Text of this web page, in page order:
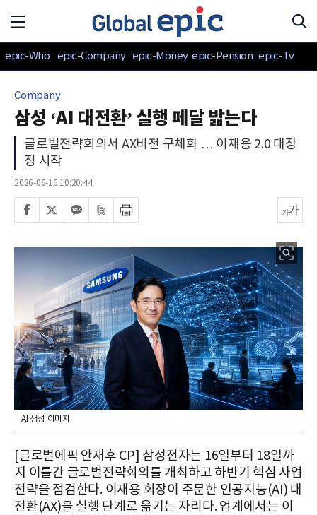
epic-Who epic-Company epic-Money epic-Pension epic-Tv
Company
삼성 ‘AI 대전환’ 실행 페달 밟는다
글로벌전략회의서 AX비전 구체화 … 이재용 2.0 대장
정 시작
2026-06-16 10:20:44
AI 생성 이미지
[글로벌에픽 안재후 CP] 삼성전자는 16일부터 18일까
지 이틀간 글로벌전략회의를 개최하고 하반기 핵심 사업
전략을 점검한다. 이재용 회장이 주문한 인공지능(AI) 대
전환(AX)을 실행 단계로 옮기는 자리다. 업계에서는 이